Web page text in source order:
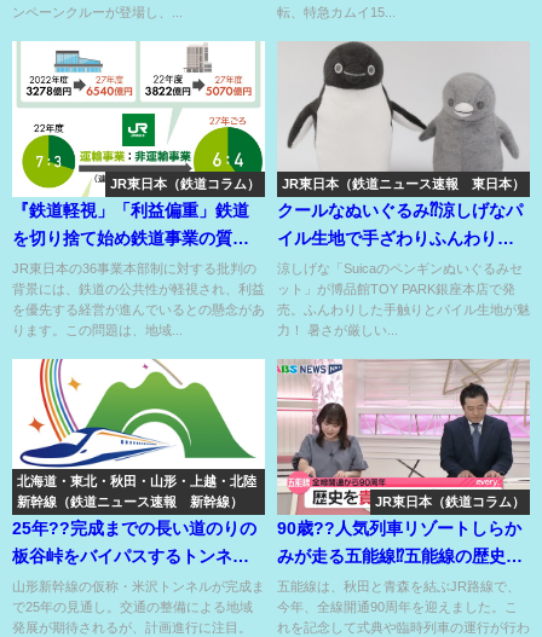
ンペーンクルーが登場し、...
転、特急カムイ15...
JR東日本（鉄道コラム）
『鉄道軽視」「利益偏重」鉄道
を切り捨て始め鉄道事業の質が
低下しているJR東日本?!
JR東日本の36事業本部制に対する批判の
背景には、鉄道の公共性が軽視され、利益
を優先する経営が進んでいるとの懸念があ
ります。この問題は、地域...
JR東日本（鉄道ニュース速報 東日本）
クールなぬいぐるみ⁇涼しげなパ
イル生地で手ざわりふんわり！
親子セットが嬉しい❤
涼しげな「Suicaのペンギンぬいぐるみセ
ット」が博品館TOY PARK銀座本店で発
売。ふんわりした手触りとパイル生地が魅
力！ 暑さが厳しい...
北海道・東北・秋田・山形・上越・北陸
新幹線（鉄道ニュース速報 新幹線）
25年??完成までの長い道のりの
板谷峠をバイパスするトンネル
が検討⁉
山形新幹線の仮称・米沢トンネルが完成ま
で25年の見通し。交通の整備による地域
発展が期待されるが、計画進行に注目。
JR東日本（鉄道コラム）
90歳??人気列車リゾートしらか
みが走る五能線⁉五能線の歴史を
紐解く⁉
五能線は、秋田と青森を結ぶJR路線で、
今年、全線開通90周年を迎えました。こ
れを記念して式典や臨時列車の運行が行わ